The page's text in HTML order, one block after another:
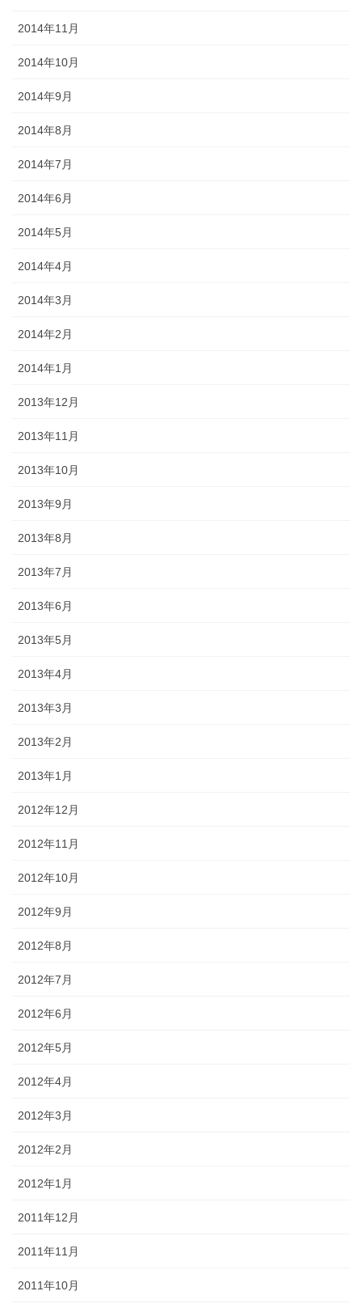
2014年11月
2014年10月
2014年9月
2014年8月
2014年7月
2014年6月
2014年5月
2014年4月
2014年3月
2014年2月
2014年1月
2013年12月
2013年11月
2013年10月
2013年9月
2013年8月
2013年7月
2013年6月
2013年5月
2013年4月
2013年3月
2013年2月
2013年1月
2012年12月
2012年11月
2012年10月
2012年9月
2012年8月
2012年7月
2012年6月
2012年5月
2012年4月
2012年3月
2012年2月
2012年1月
2011年12月
2011年11月
2011年10月